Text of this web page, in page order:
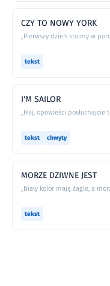
CZY TO NOWY YORK
„Pierwszy dzień stoimy w
tekst
I'M SAILOR
„Hej, opowieści posłuchajcie
tekst chwyty
MORZE DZIWNE JEST
„Biały kolor mają żagle, a
tekst